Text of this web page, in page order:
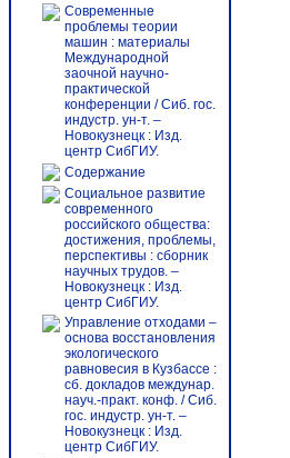
Современные
проблемы теории
машин : материалы
Международной
заочной научно-
практической
конференции / Сиб. гос.
индустр. ун-т. –
Новокузнецк : Изд.
центр СибГИУ.
Содержание
Социальное развитие
современного
российского общества:
достижения, проблемы,
перспективы : сборник
научных трудов. –
Новокузнецк : Изд.
центр СибГИУ.
Управление отходами –
основа восстановления
экологического
равновесия в Кузбассе :
сб. докладов междунар.
науч.-практ. конф. / Сиб.
гос. индустр. ун-т. –
Новокузнецк : Изд.
центр СибГИУ.